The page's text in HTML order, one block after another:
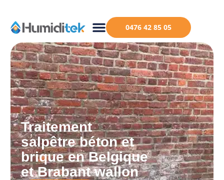
0476 42 85 05
Traitement
salpêtre béton et
brique en Belgique
et Brabant wallon